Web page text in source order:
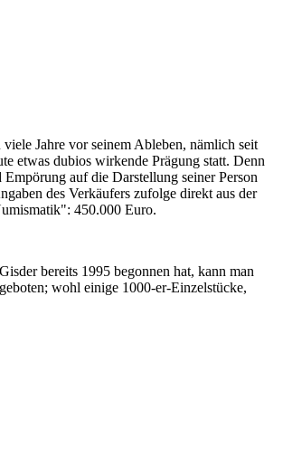
Jahre vor seinem Ableben, nämlich seit
etwas dubios wirkende Prägung statt. Denn
auf die Darstellung seiner Person
des Verkäufers zufolge direkt aus der
450.000 Euro.
bereits 1995 begonnen hat, kann man
wohl einige 1000-er-Einzelstücke,